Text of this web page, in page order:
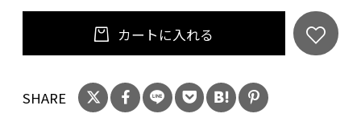
■日本最古のブランド「近江牛」の誇り 400年
の歴史を持つ近江牛は、日本三大和牛の一つ。
く、芳醇な香りを放ちます。 最大の特徴である
カートに入れる
SHARE